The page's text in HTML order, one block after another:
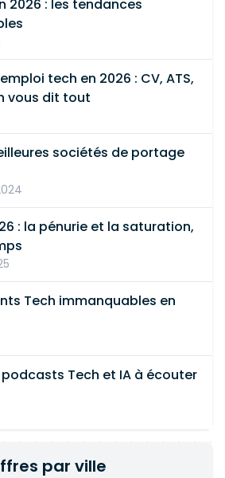
2026 : les tendances
tech en 2026 : CV, ATS,
vous dit tout
sociétés de portage
: la pénurie et la saturation,
Tech immanquables en
podcasts Tech et IA à écouter
par ville